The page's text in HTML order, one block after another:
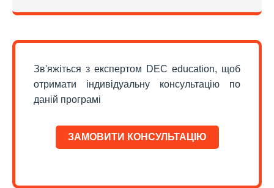
Зв'яжіться з експертом DEC education, щоб
отримати індивідуальну консультацію по
даній програмі
ЗАМОВИТИ КОНСУЛЬТАЦІЮ